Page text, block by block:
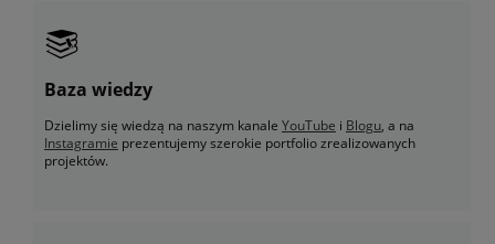
Baza wiedzy
Dzielimy się wiedzą na naszym kanale YouTube i Blogu, a na
Instagramie prezentujemy szerokie portfolio zrealizowanych
projektów.